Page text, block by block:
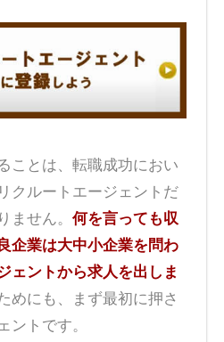
ことは、転職成功におい
クルートエージェントだ
ません。 何を言っても収
企業は大中小企業を問わ
ェントから求人を出しま
めにも、まず最初に押さ
ントです。